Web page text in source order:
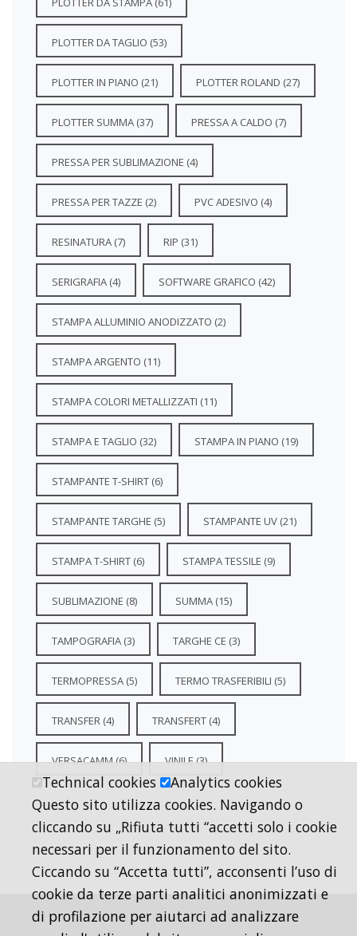
Technical cookies
Analytics cookies
Questo sito utilizza cookies. Navigando o
cliccando su „Rifiuta tutti “accetti solo i cookie
necessari per il funzionamento del sito.
Ciccando su “Accetta tutti”, acconsenti l’uso di
cookie da terze parti analitici anonimizzati e
di profilazione per aiutarci ad analizzare
PLOTTER DA TAGLIO (53)
PLOTTER IN PIANO (21) PLOTTER ROLAND (27)
PLOTTER SUMMA (37) PRESSA A CALDO (7)
PRESSA PER SUBLIMAZIONE (4)
PRESSA PER TAZZE (2) PVC ADESIVO (4)
RESINATURA (7) RIP (31)
SERIGRAFIA (4) SOFTWARE GRAFICO (42)
STAMPA ALLUMINIO ANODIZZATO (2)
STAMPA ARGENTO (11)
STAMPA COLORI METALLIZZATI (11)
STAMPA E TAGLIO (32) STAMPA IN PIANO (19)
STAMPANTE T-SHIRT (6)
STAMPANTE TARGHE (5) STAMPANTE UV (21)
STAMPA T-SHIRT (6) STAMPA TESSILE (9)
SUBLIMAZIONE (8) SUMMA (15)
TAMPOGRAFIA (3) TARGHE CE (3)
TERMOPRESSA (5) TERMO TRASFERIBILI (5)
TRANSFER (4) TRANSFERT (4)
VERSACAMM(6) VINILE(3)